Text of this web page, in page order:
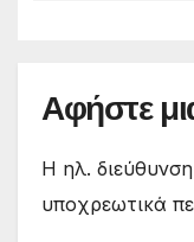
Αφήστε
Η ηλ.
υποχρεωτικά